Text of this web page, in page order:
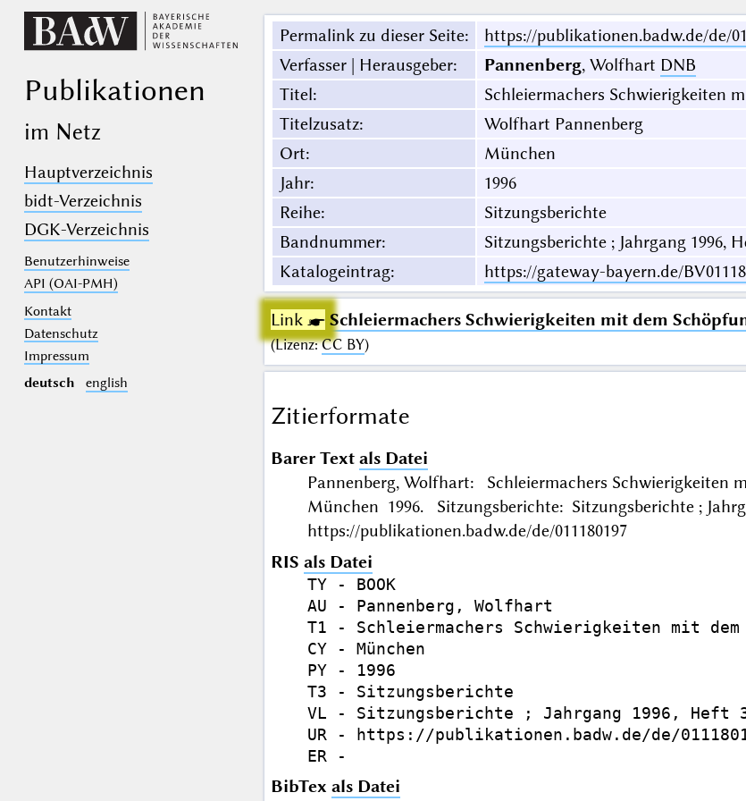
Publikationen
im Netz
Hauptverzeichnis
bidt-Verzeichnis
DGK-Verzeichnis
Benutzerhinweise
API (OAI-PMH)
Kontakt
Datenschutz
Impressum
deutsch
english
Permalink zu dieser Seite:
https://publikationen.badw.de/de/
Verfasser | Herausgeber: Pannenberg, Wolfhart DNB
Titel:
Schleiermachers Schwierigkeiten
Titelzusatz:
Wolfhart Pannenberg
Ort:
München
Jahr:
1996
Reihe:
Sitzungsberichte
Bandnummer:
Sitzungsberichte ; Jahrgang 1996,
Katalogeintrag: https://gateway-bayern.de/
Link ☛ Schleiermachers Schwierigkeiten mit dem
(Lizenz:CC BY)
Zitierformate
Barer Text als Datei
Pannenberg, Wolfhart: Schleiermachers Schwierigkeiten
München 1996. Sitzungsberichte: Sitzungsberichte ;
https://publikationen.badw.de/de/011180197
RIS als Datei
TY - BOOK
AU - Pannenberg, Wolfhart
T1 - Schleiermachers Schwierigkeiten mit dem
CY - München
PY - 1996
T3 - Sitzungsberichte
VL - Sitzungsberichte ; Jahrgang 1996, Heft
UR - https://publikationen.badw.de/de/
BibTex als Datei